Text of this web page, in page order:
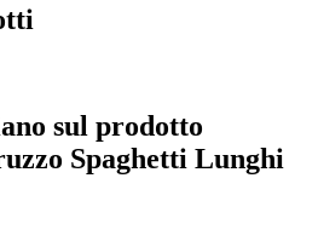
sul prodotto
Spaghetti Lunghi